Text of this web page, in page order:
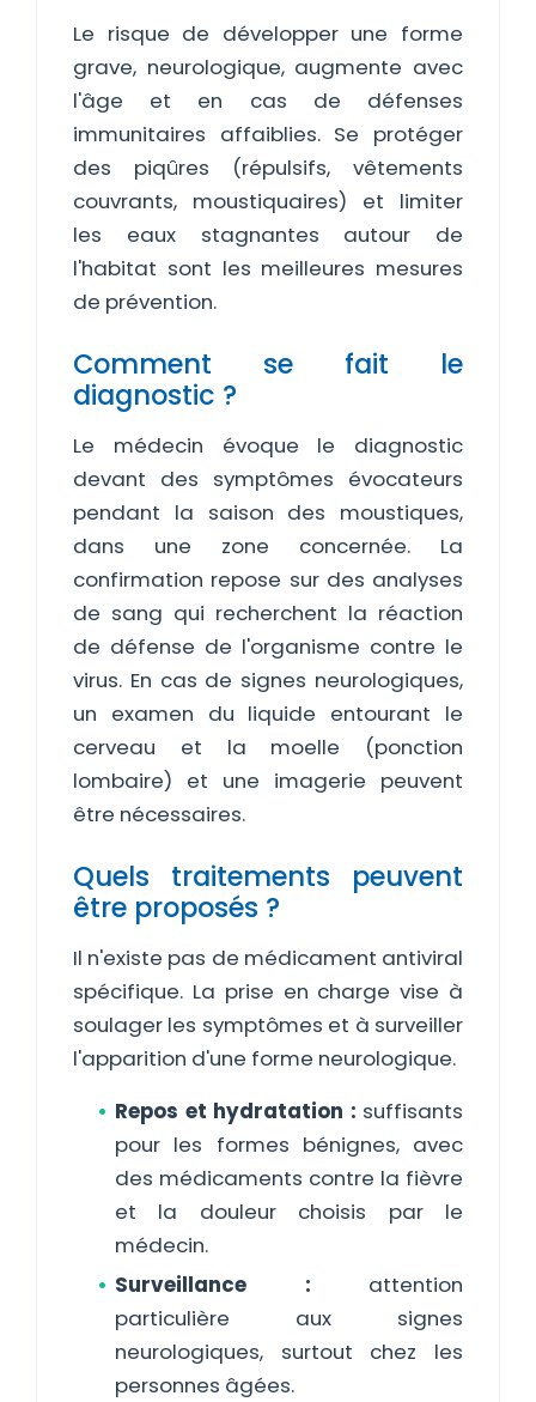
Le risque de développer une forme
grave, neurologique, augmente avec
l'âge et en cas de défenses
immunitaires affaiblies. Se protéger
des piqûres (répulsifs, vêtements
couvrants, moustiquaires) et limiter
les eaux stagnantes autour de
l'habitat sont les meilleures mesures
de prévention.
Comment se fait le
diagnostic ?
Le médecin évoque le diagnostic
devant des symptômes évocateurs
pendant la saison des moustiques,
dans une zone concernée. La
confirmation repose sur des analyses
de sang qui recherchent la réaction
de défense de l'organisme contre le
virus. En cas de signes neurologiques,
un examen du liquide entourant le
cerveau et la moelle (ponction
lombaire) et une imagerie peuvent
être nécessaires.
Quels traitements peuvent
être proposés ?
Il n'existe pas de médicament antiviral
spécifique. La prise en charge vise à
soulager les symptômes et à surveiller
l'apparition d'une forme neurologique.
Repos et hydratation : suffisants
pour les formes bénignes, avec
des médicaments contre la fièvre
et la douleur choisis par le
médecin.
Surveillance : attention
particulière aux signes
neurologiques, surtout chez les
personnes âgées.